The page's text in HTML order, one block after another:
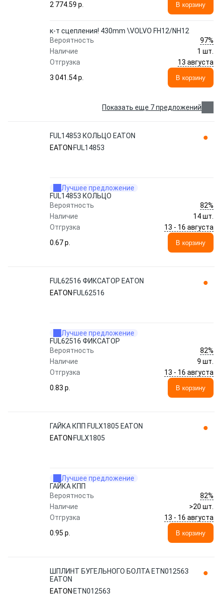
2 774.59 p.
В корзину
к-т сцепления! 430mm \VOLVO FH12/NH12
Вероятность
97%
Наличие
1 шт.
Отгрузка
13 августа
3 041.54 p.
В корзину
Показать еще 7 предложений
FUL14853 КОЛЬЦО EATON
EATON FUL14853
Лучшее предложение
FUL14853 КОЛЬЦО
Вероятность
82%
Наличие
14 шт.
Отгрузка
13 - 16 августа
0.67 p.
В корзину
FUL62516 ФИКСАТОР EATON
EATON FUL62516
Лучшее предложение
FUL62516 ФИКСАТОР
Вероятность
82%
Наличие
9 шт.
Отгрузка
13 - 16 августа
0.83 p.
В корзину
ГАЙКА КПП FULX1805 EATON
EATON FULX1805
Лучшее предложение
ГАЙКА КПП
Вероятность
82%
Наличие
>20 шт.
Отгрузка
13 - 16 августа
0.95 p.
В корзину
ШПЛИНТ БУГЕЛЬНОГО БОЛТА ETN012563
EATON
EATON ETN012563